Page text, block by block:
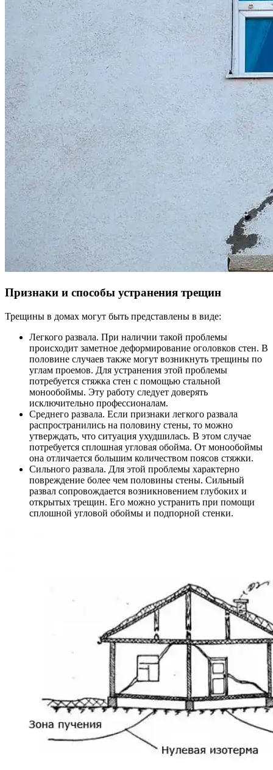
Признаки и способы устранения трещин
Трещины в домах могут быть представлены в виде:
Легкого развала. При наличии такой проблемы
происходит заметное деформирование оголовков стен. В
половине случаев также могут возникнуть трещины по
углам проемов. Для устранения этой проблемы
потребуется стяжка стен с помощью стальной
монообоймы. Эту работу следует доверять
исключительно профессионалам.
Среднего развала. Если признаки легкого развала
распространились на половину стены, то можно
утверждать, что ситуация ухудшилась. В этом случае
потребуется сплошная угловая обойма. От монообоймы
она отличается большим количеством поясов стяжки.
Сильного развала. Для этой проблемы характерно
повреждение более чем половины стены. Сильный
развал сопровождается возникновением глубоких и
открытых трещин. Его можно устранить при помощи
сплошной угловой обоймы и подпорной стенки.